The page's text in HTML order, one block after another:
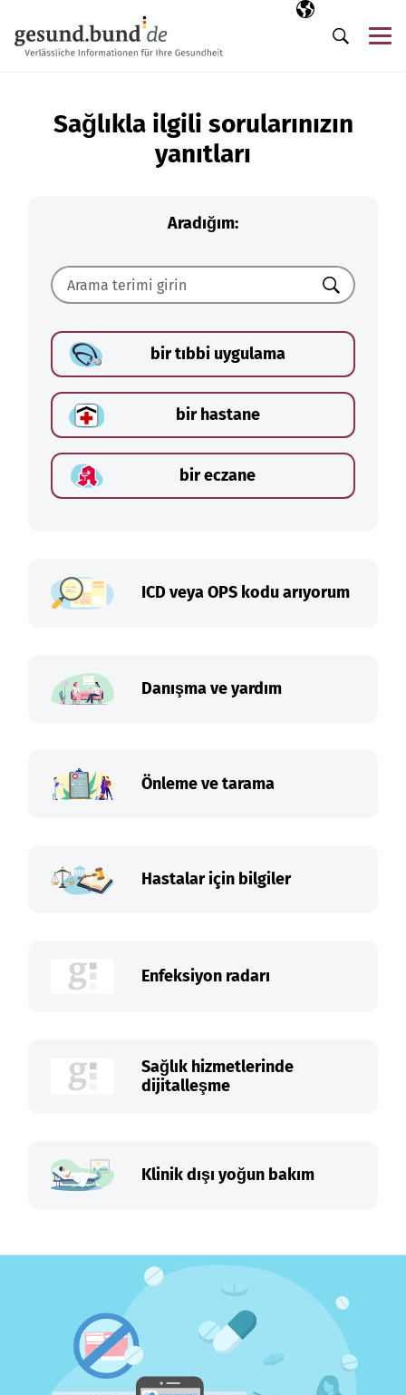
Seçili dil
TR
Arama
Sağlıkla ilgili sorularınızın
yanıtları
Aradığım:
Ara
bir tıbbi uygulama
bir hastane
bir eczane
ICD veya OPS kodu arıyorum
Danışma ve yardım
Önleme ve tarama
Hastalar için bilgiler
Enfeksiyon radarı
Sağlık hizmetlerinde
dijitalleşme
Klinik dışı yoğun bakım